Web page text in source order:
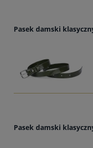
Pasek damski
Pasek damski